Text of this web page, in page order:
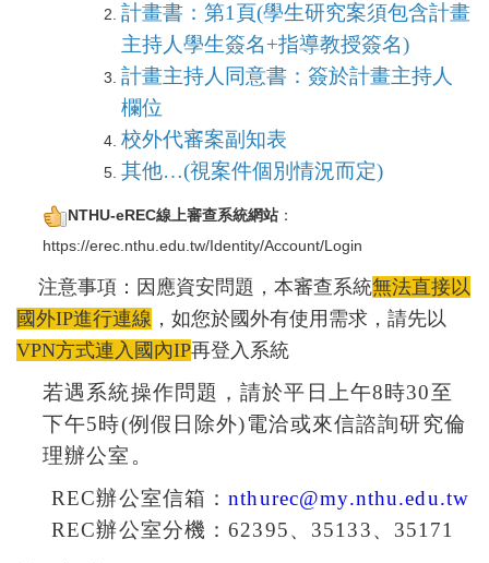
計畫書：第1頁(學生研究案須包含計畫
主持人學生簽名+指導教授簽名)
計畫主持人同意書：簽於計畫主持人
欄位
校外代審案副知表
其他…(視案件個別情況而定)
NTHU-eREC線上審查系統網站 ：
https://erec.nthu.edu.tw/Identity/Account/Login
注意事項：因應資安問題，本審查系統無法直接以
國外IP進行連線 ，如您於國外有使用需求，請先以
VPN方式連入國內IP再登入系統
若遇系統操作問題，請於平日上午8時30至
下午5時(例假日除外)電洽或來信諮詢研究倫
理辦公室。
REC辦公室信箱：nthurec@my.nthu.edu.tw
REC辦公室分機：62395、 35133、 35171